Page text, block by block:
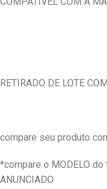
RETIRADO DE LOTE
compare seu produto
*compare o MODELO do
ANUNCIADO